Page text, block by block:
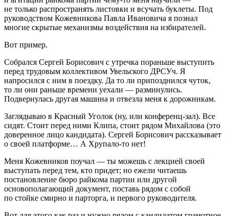
не только распространять листовки и всучать буклеты. Под
руководством Кожевникова Павла Ивановича я познал
многие скрытые механизмы воздействия на избирателей.
Вот пример.
Собрался Сергей Борисович с утречка пораньше выступить
перед трудовым коллективом Увельского ДРСУч. Я
напросился с ним в поездку. Да то ли припозднился чуток,
то ли они раньше времени уехали — разминулись.
Подвернулась другая машина и отвезла меня к дорожникам.
Заглядываю в Красный Уголок (ну, или конференц-зал). Все
сидят. Стоит перед ними Клипа, стоит рядом Михайлова (это
доверенное лицо кандидата). Сергей Борисович рассказывает
о своей платформе… А Хрупало-то нет!
Меня Кожевников поучал — ты можешь с лекцией своей
выступать перед тем, кто придет; но ежели читаешь
постановление бюро райкома партии или другой
основополагающий документ, поставь рядом с собой
по стойке смирно и парторга, и первого руководителя.